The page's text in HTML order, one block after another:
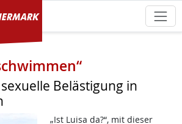
Belästigung in
„Ist Luisa da?“, mit dieser